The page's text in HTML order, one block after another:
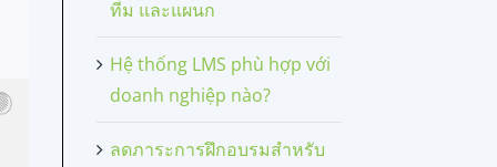
ทีม และแผนก
Hệ thống LMS phù hợp với
doanh nghiệp nào?
ลดภาระการฝึกอบรมสำหรับ